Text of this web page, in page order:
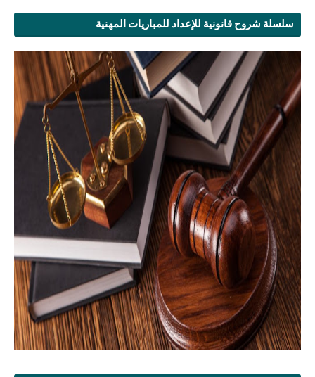
سلسلة شروح قانونية للإعداد للمباريات المهنية